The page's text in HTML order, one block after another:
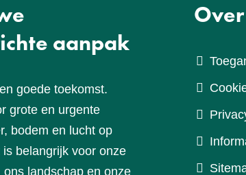
aanpak
goede toekomst.
grote en urgente
bodem en lucht op
belangrijk voor onze
ons landschap en onze